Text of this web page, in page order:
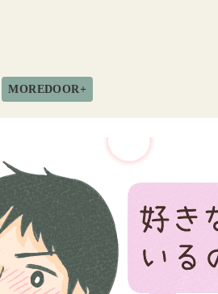
MOREDOOR+